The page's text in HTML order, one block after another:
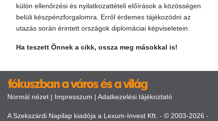
külön ellenőrzési és nyilatkozattételi előírások a közösségen
belüli készpénzforgalomra. Erről érdemes tájékozódni az
utazás során érintett országok diplomáciai képviseletein.
Ha teszett Önnek a cikk, ossza meg másokkal is!
Normál nézet | Impresszum | Adatkezelési tájékoztató
A Szekszárdi Napilap kiadója a Lexum-Invest Kft. - © 2003-2026 -